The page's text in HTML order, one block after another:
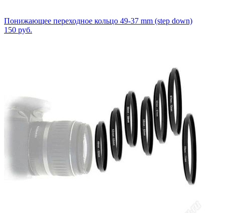
Понижающее переходное кольцо 49-37 mm (step down)
150 руб.